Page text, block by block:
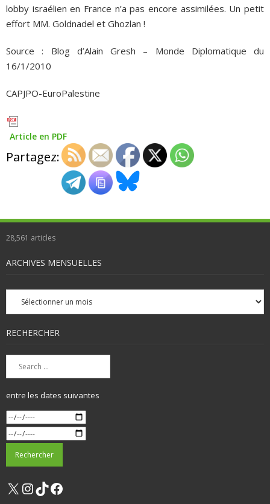
lobby israélien en France n’a pas encore assimilées. Un petit
effort MM. Goldnadel et Ghozlan !
Source : Blog d’Alain Gresh – Monde Diplomatique du
16/1/2010
CAPJPO-EuroPalestine
Article en PDF
Partagez:
28,561 articles
ARCHIVES MENSUELLES
Archives
mensuelles
RECHERCHER
entre les dates suivantes
X Instagram
TikTok